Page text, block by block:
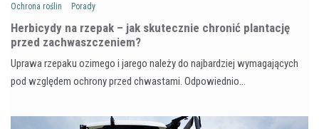
Ochrona roślin Porady
Herbicydy na rzepak – jak skutecznie chronić plantację
przed zachwaszczeniem?
Uprawa rzepaku ozimego i jarego należy do najbardziej wymagających
pod względem ochrony przed chwastami. Odpowiednio…